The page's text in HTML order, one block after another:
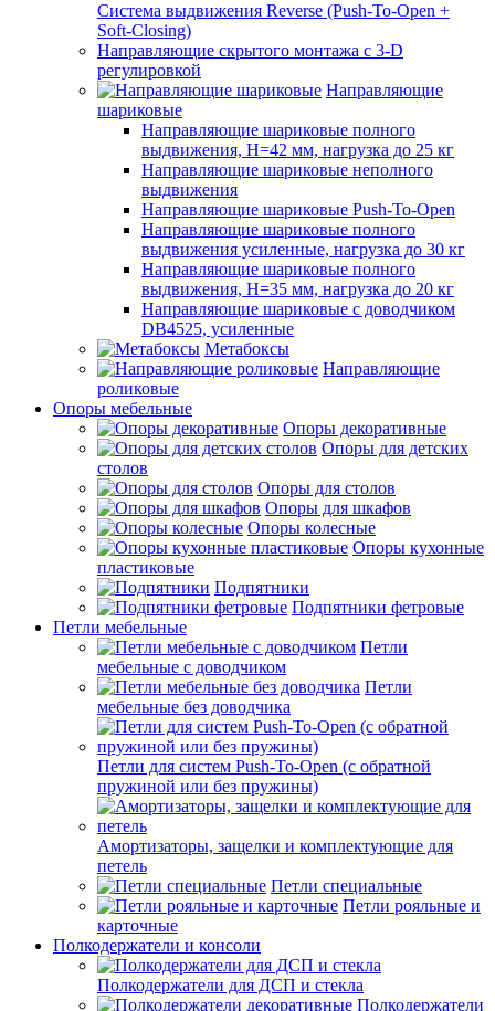
Система выдвижения Reverse (Push-To-Open +
Soft-Closing)
Направляющие скрытого монтажа с 3-D
регулировкой
Направляющие
шариковые
Направляющие шариковые полного
выдвижения, H=42 мм, нагрузка до 25 кг
Направляющие шариковые неполного
выдвижения
Направляющие шариковые Push-To-Open
Направляющие шариковые полного
выдвижения усиленные, нагрузка до 30 кг
Направляющие шариковые полного
выдвижения, H=35 мм, нагрузка до 20 кг
Направляющие шариковые с доводчиком
DB4525, усиленные
Метабоксы
Направляющие
роликовые
Опоры мебельные
Опоры декоративные
Опоры для детских
столов
Опоры для столов
Опоры для шкафов
Опоры колесные
Опоры кухонные
пластиковые
Подпятники
Подпятники фетровые
Петли мебельные
Петли
мебельные с доводчиком
Петли
мебельные без доводчика
Петли для систем Push-To-Open (с обратной
пружиной или без пружины)
Амортизаторы, защелки и комплектующие для
петель
Петли специальные
Петли рояльные и
карточные
Полкодержатели и консоли
Полкодержатели для ДСП и стекла
Полкодержатели